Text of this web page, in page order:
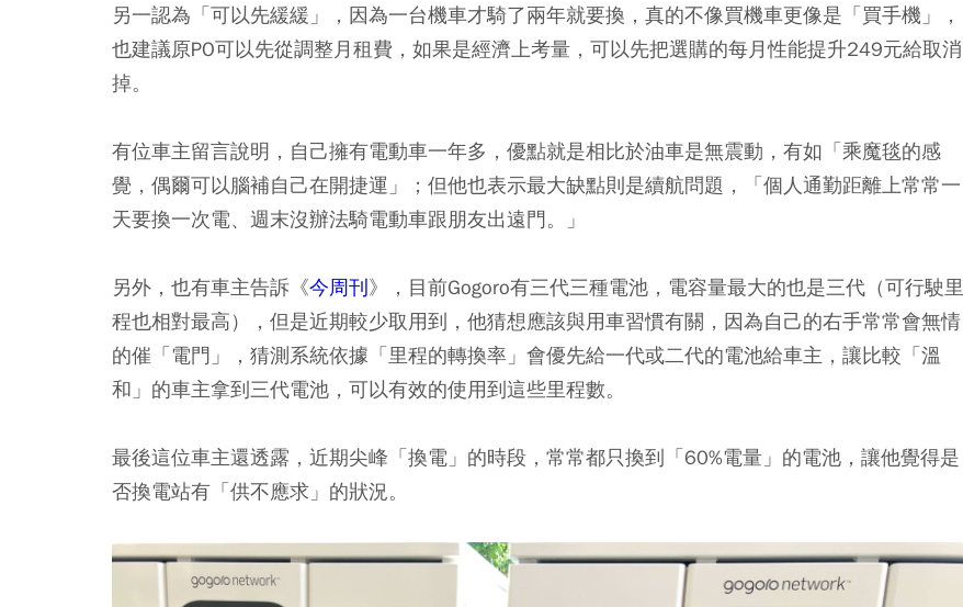
另一認為「可以先緩緩」，因為一台機車才騎了兩年就要換，真的不像買機車更像是「買手機」，
也建議原PO可以先從調整月租費，如果是經濟上考量，可以先把選購的每月性能提升249元給取消
掉。
有位車主留言說明，自己擁有電動車一年多，優點就是相比於油車是無震動，有如「乘魔毯的感
覺，偶爾可以腦補自己在開捷運」；但他也表示最大缺點則是續航問題，「個人通勤距離上常常一
天要換一次電、週末沒辦法騎電動車跟朋友出遠門。」
另外，也有車主告訴《今周刊》，目前Gogoro有三代三種電池，電容量最大的也是三代（可行駛里
程也相對最高），但是近期較少取用到，他猜想應該與用車習慣有關，因為自己的右手常常會無情
的催「電門」，猜測系統依據「里程的轉換率」會優先給一代或二代的電池給車主，讓比較「溫
和」的車主拿到三代電池，可以有效的使用到這些里程數。
最後這位車主還透露，近期尖峰「換電」的時段，常常都只換到「60%電量」的電池，讓他覺得是
否換電站有「供不應求」的狀況。